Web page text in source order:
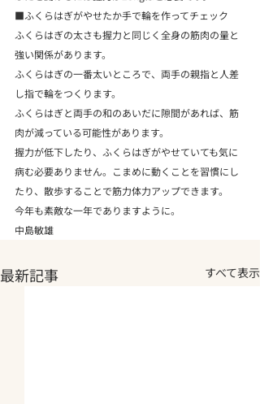
■ふくらはぎがやせたか手で輪を作ってチェック
ふくらはぎの太さも握力と同じく全身の筋肉の量と
強い関係があります。
ふくらはぎの一番太いところで、両手の親指と人差
し指で輪をつくります。
ふくらはぎと両手の和のあいだに隙間があれば、筋
肉が減っている可能性があります。
握力が低下したり、ふくらはぎがやせていても気に
病む必要ありません。こまめに動くことを習慣にし
たり、散歩することで筋力体力アップできます。
今年も素敵な一年でありますように。
中島敏雄
最新記事 すべて表示